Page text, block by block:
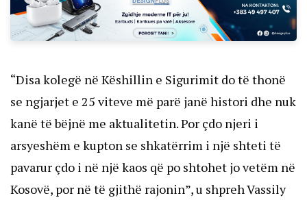
“Disa kolegë në Këshillin e Sigurimit do të thonë
se ngjarjet e 25 viteve më parë janë histori dhe nuk
kanë të bëjnë me aktualitetin. Por çdo njeri i
arsyeshëm e kupton se shkatërrim i një shteti të
pavarur çdo i në një kaos që po shtohet jo vetëm në
Kosovë, por në të gjithë rajonin”, u shpreh Vassily